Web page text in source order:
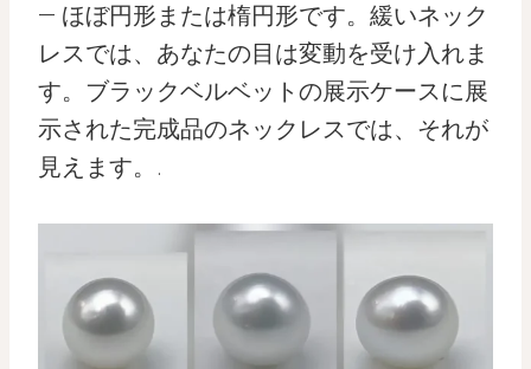
— ほぼ円形または楕円形です。緩いネック
レスでは、あなたの目は変動を受け入れま
す。ブラックベルベットの展示ケースに展
示された完成品のネックレスでは、それが
見えます。.